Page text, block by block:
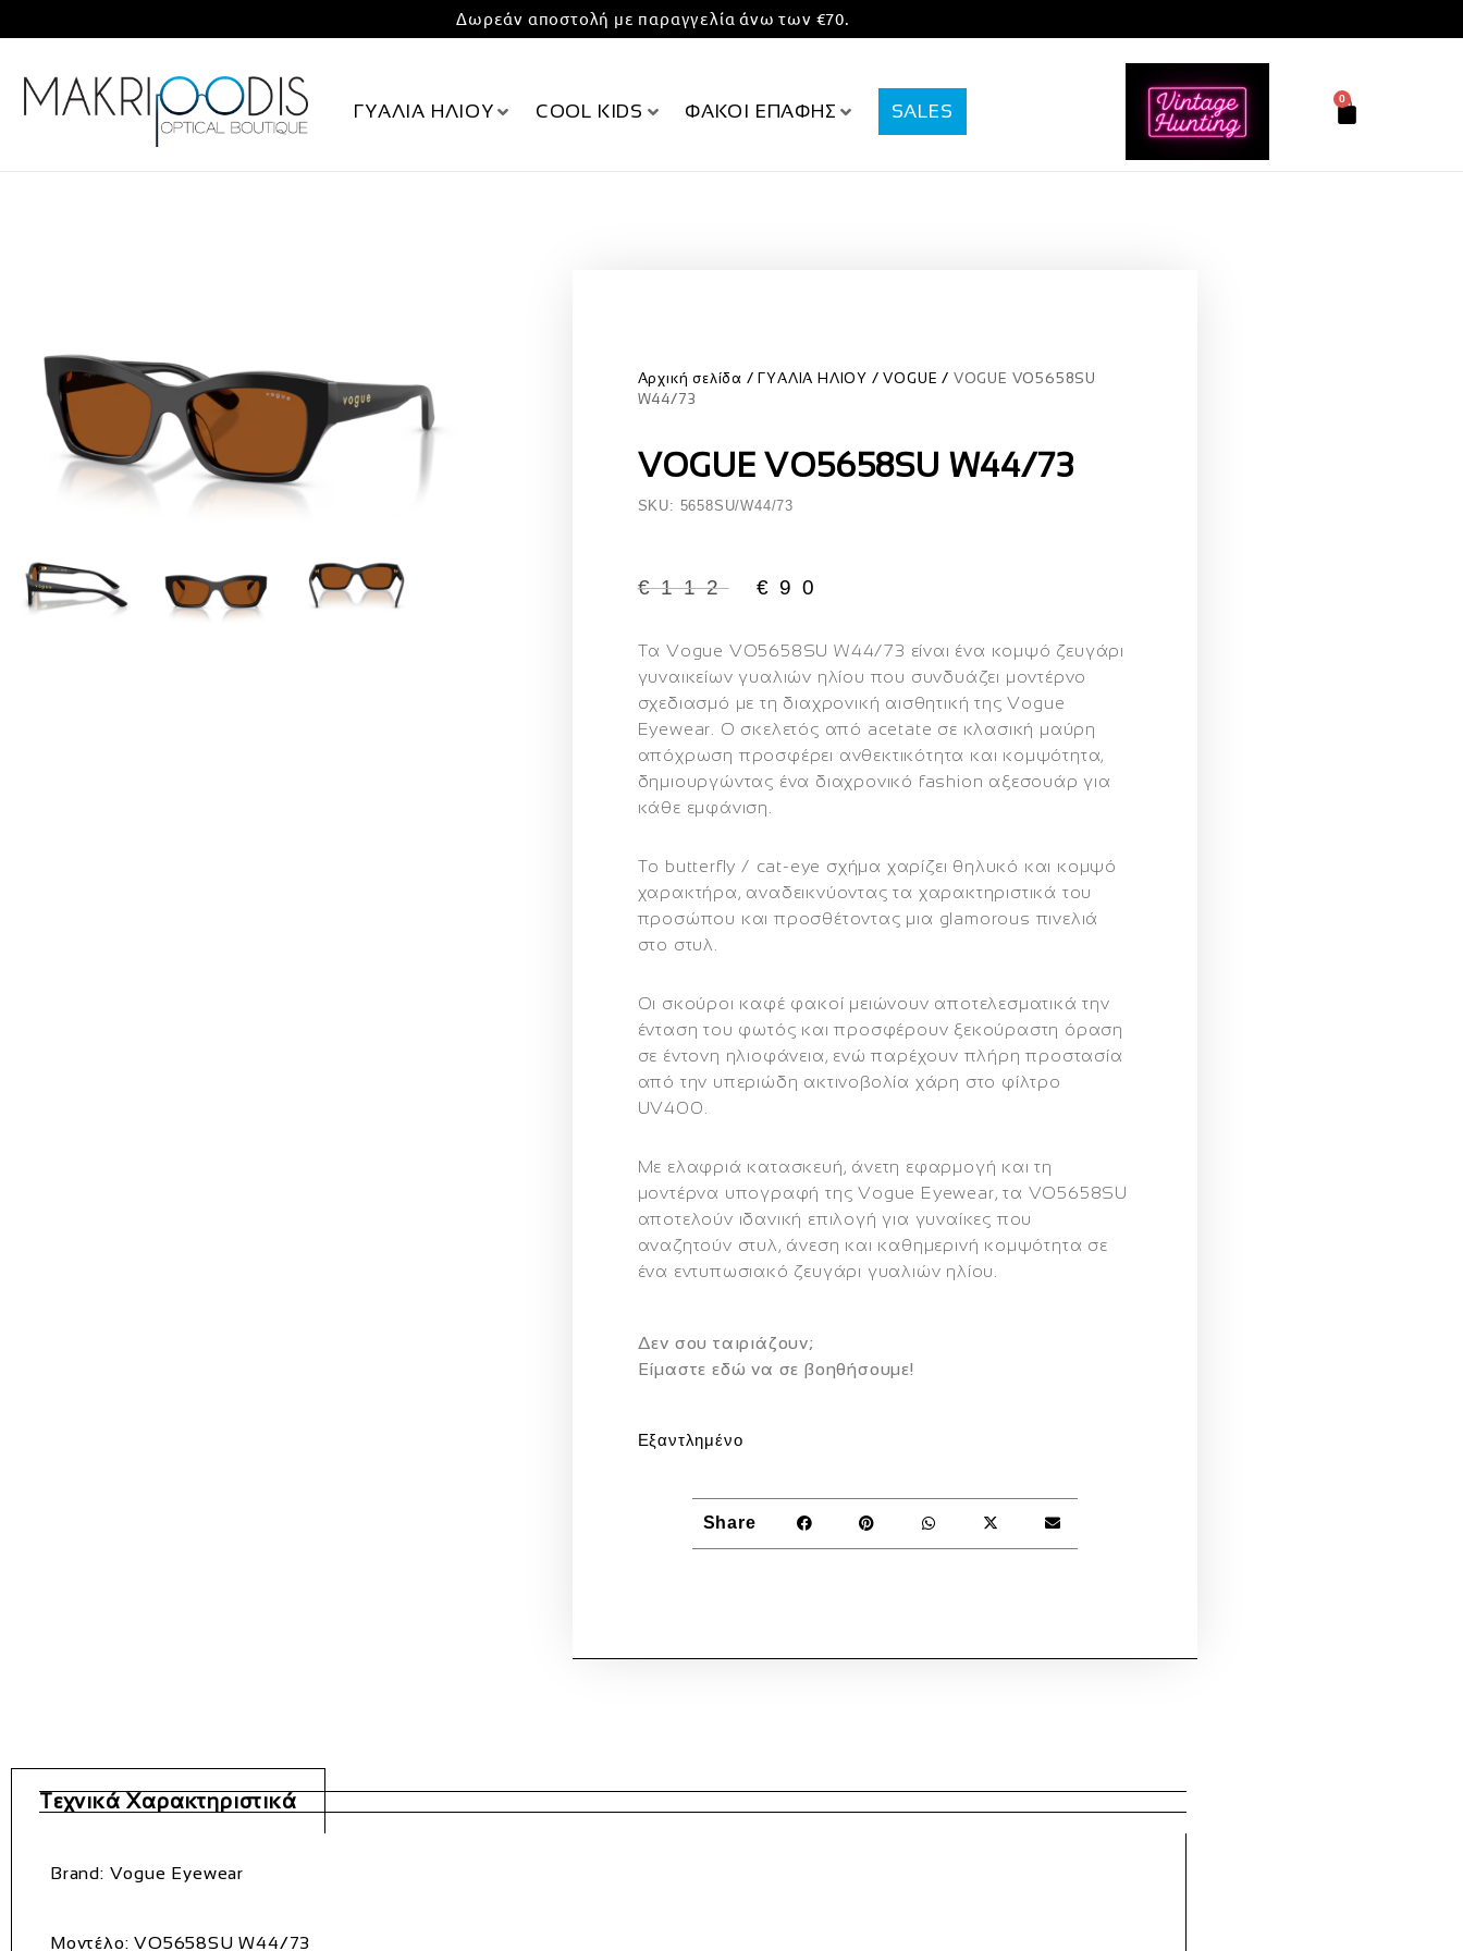
Δωρεάν αποστολή με παραγγελία άνω των €70.
ΓΥΑΛΙΑ ΗΛΙΟΥ COOL KIDS ΦΑΚΟΙ ΕΠΑΦΗΣ SALES
0
Αρχική σελίδα ΓΥΑΛΙΑ ΗΛΙΟΥ VOGUE
VOGUE VO5658SU
W44/73
VOGUE VO5658SU W44/73
SKU: 5658SU/W44/73
€112 € 90
Τα Vogue VO5658SU W44/73 είναι ένα κομψό ζευγάρι
γυναικείων γυαλιών ηλίου που συνδυάζει μοντέρνο
σχεδιασμό με τη διαχρονική αισθητική της Vogue
Eyewear. Ο σκελετός από acetate σε κλασική μαύρη
απόχρωση προσφέρει ανθεκτικότητα και κομψότητα,
δημιουργώντας ένα διαχρονικό fashion αξεσουάρ για
κάθε εμφάνιση.
Το butterfly / cat-eye σχήμα χαρίζει θηλυκό και κομψό
χαρακτήρα, αναδεικνύοντας τα χαρακτηριστικά του
προσώπου και προσθέτοντας μια glamorous πινελιά
στο στυλ.
Οι σκούροι καφέ φακοί μειώνουν αποτελεσματικά την
ένταση του φωτός και προσφέρουν ξεκούραστη όραση
σε έντονη ηλιοφάνεια, ενώ παρέχουν πλήρη προστασία
από την υπεριώδη ακτινοβολία χάρη στο φίλτρο
UV400
Με ελαφριά κατασκευή, άνετη εφαρμογή και τη
μοντέρνα υπογραφή της Vogue Eyewear, τα VO5658SU
αποτελούν ιδανική επιλογή για γυναίκες που
αναζητούν στυλ, άνεση και καθημερινή κομψότητα σε
ένα εντυπωσιακό ζευγάρι γυαλιών ηλίου.
Δεν σου ταιριάζουν;
Eίμαστε εδώ να σε βοηθήσουμε!
Εξαντλημένο
Share
Τεχνικά Χαρακτηριστικά
Brand: Vogue Eyewear
Μοντέλο: VO5658SU W44/73